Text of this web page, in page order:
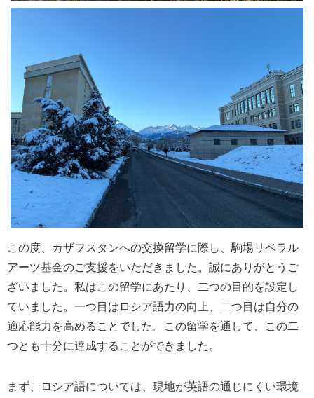
この度、カザフスタンへの交換留学に際し、駒場リベラル
アーツ基金のご支援をいただきました。誠にありがとうご
ざいました。私はこの留学にあたり、二つの目的を設定し
ていました。一つ目はロシア語力の向上、二つ目は自分の
適応能力を高めることでした。この留学を通して、この二
つとも十分に達成することができました。
まず、ロシア語については、現地が英語の通じにくい環境